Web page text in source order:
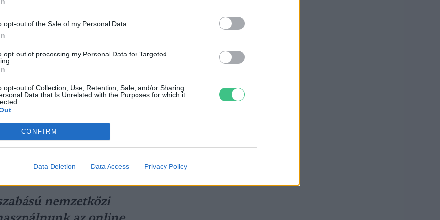
opt-out of the Sale of my Personal Data.
opt-out of processing my Personal Data for Targeted
opt-out of Collection, Use, Retention, Sale, and/or Sharing
Data that Is Unrelated with the Purposes for which it
CONFIRM
Data Deletion Data Access Privacy Policy
például jelentősen megemelkedett a
európai országokban, így hazánkban is
a helyi mezőgazdasági termelők
élelmiszerek megbecsültsége. A
abban, hogy a járvány előtti
nem fognak teljesen visszaállni. Jövőbe
határozták meg, hogy mi minden
az embereket, hogy a fenntartható
táplálkozásban és életmódban.
nemzetközi